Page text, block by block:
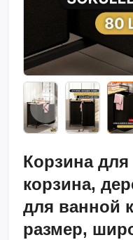
Корзина для
корзина,
для ванной
размер,